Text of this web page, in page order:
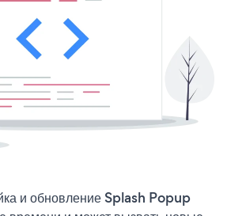
и обновление Splash Popup